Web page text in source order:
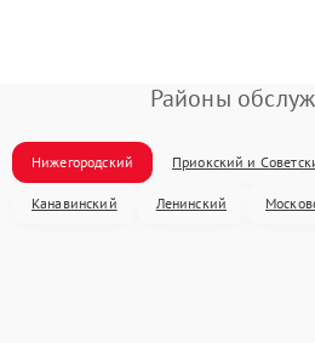
Районы
Нижегородский Приокский и
Канавинский Ленинский